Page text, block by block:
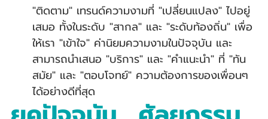
"ติดตาม" เทรนด์ความงามที่ "เปลี่ยนแปลง" ไปอยู่
เสมอ ทั้งในระดับ "สากล" และ "ระดับท้องถิ่น" เพื่อ
ให้เรา "เข้าใจ" ค่านิยมความงามในปัจจุบัน และ
สามารถนำเสนอ "บริการ" และ "คำแนะนำ" ที่ "ทัน
สมัย" และ "ตอบโจทย์" ความต้องการของเพื่อนๆ
ได้อย่างดีที่สุด